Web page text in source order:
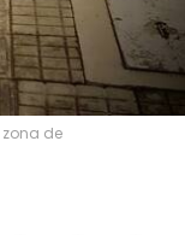
zona de